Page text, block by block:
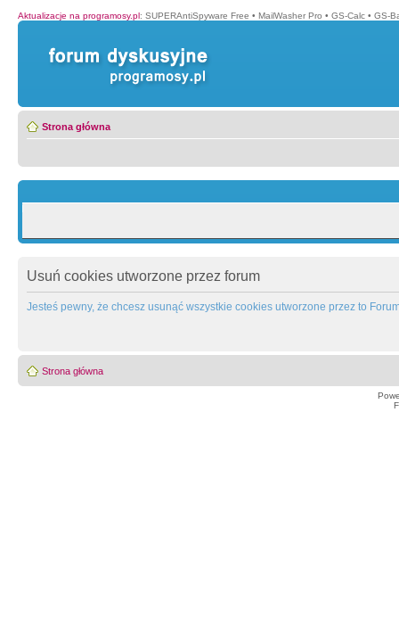
Aktualizacje na programosy.pl: SUPERAntiSpyware Free • MailWasher Pro • GS-Calc • GS-
Strona główna
Usuń cookies utworzone przez forum
Jesteś pewny, że chcesz usunąć wszystkie cookies utworzone przez to
Strona główna